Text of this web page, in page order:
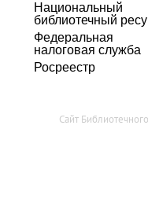
Национальный
библиотечный
Федеральная
налоговая служба
Росреестр
Сайт